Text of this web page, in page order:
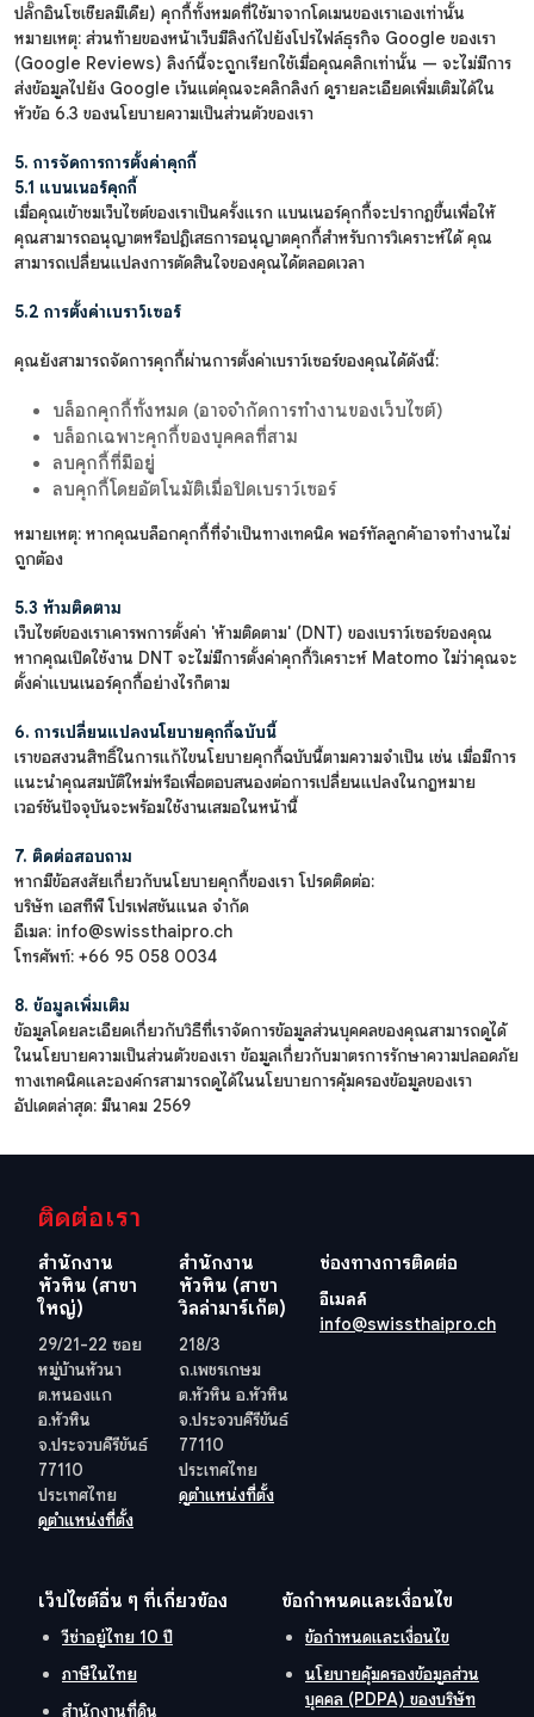
ปลั๊กอินโซเชียลมีเดีย) คุกกี้ทั้งหมดที่ใช้มาจากโดเมนของเราเองเท่านั้น
หมายเหตุ: ส่วนท้ายของหน้าเว็บมีลิงก์ไปยังโปรไฟล์ธุรกิจ Google ของเรา
(Google Reviews) ลิงก์นี้จะถูกเรียกใช้เมื่อคุณคลิกเท่านั้น — จะไม่มีการ
ส่งข้อมูลไปยัง Google เว้นแต่คุณจะคลิกลิงก์ ดูรายละเอียดเพิ่มเติมได้ใน
หัวข้อ 6.3 ของนโยบายความเป็นส่วนตัวของเรา
5. การจัดการการตั้งค่าคุกกี้
5.1 แบนเนอร์คุกกี้
เมื่อคุณเข้าชมเว็บไซต์ของเราเป็นครั้งแรก แบนเนอร์คุกกี้จะปรากฏขึ้นเพื่อให้
คุณสามารถอนุญาตหรือปฏิเสธการอนุญาตคุกกี้สำหรับการวิเคราะห์ได้ คุณ
สามารถเปลี่ยนแปลงการตัดสินใจของคุณได้ตลอดเวลา
5.2 การตั้งค่าเบราว์เซอร์
คุณยังสามารถจัดการคุกกี้ผ่านการตั้งค่าเบราว์เซอร์ของคุณได้ดังนี้:
บล็อกคุกกี้ทั้งหมด (อาจจำกัดการทำงานของเว็บไซต์)
บล็อกเฉพาะคุกกี้ของบุคคลที่สาม
ลบคุกกี้ที่มีอยู่
ลบคุกกี้โดยอัตโนมัติเมื่อปิดเบราว์เซอร์
หมายเหตุ: หากคุณบล็อกคุกกี้ที่จำเป็นทางเทคนิค พอร์ทัลลูกค้าอาจทำงานไม่
ถูกต้อง
5.3 ห้ามติดตาม
เว็บไซต์ของเราเคารพการตั้งค่า 'ห้ามติดตาม' (DNT) ของเบราว์เซอร์ของคุณ
หากคุณเปิดใช้งาน DNT จะไม่มีการตั้งค่าคุกกี้วิเคราะห์ Matomo ไม่ว่าคุณจะ
ตั้งค่าแบนเนอร์คุกกี้อย่างไรก็ตาม
6. การเปลี่ยนแปลงนโยบายคุกกี้ฉบับนี้
เราขอสงวนสิทธิ์ในการแก้ไขนโยบายคุกกี้ฉบับนี้ตามความจำเป็น เช่น เมื่อมีการ
แนะนำคุณสมบัติใหม่หรือเพื่อตอบสนองต่อการเปลี่ยนแปลงในกฎหมาย
เวอร์ชันปัจจุบันจะพร้อมใช้งานเสมอในหน้านี้
7. ติดต่อสอบถาม
หากมีข้อสงสัยเกี่ยวกับนโยบายคุกกี้ของเรา โปรดติดต่อ:
บริษัท เอสทีพี โปรเฟสชันแนล จำกัด
อีเมล: info@swissthaipro.ch
โทรศัพท์: +66 95 058 0034
8. ข้อมูลเพิ่มเติม
ข้อมูลโดยละเอียดเกี่ยวกับวิธีที่เราจัดการข้อมูลส่วนบุคคลของคุณสามารถดูได้
ในนโยบายความเป็นส่วนตัวของเรา ข้อมูลเกี่ยวกับมาตรการรักษาความปลอดภัย
ทางเทคนิคและองค์กรสามารถดูได้ในนโยบายการคุ้มครองข้อมูลของเรา
อัปเดตล่าสุด: มีนาคม 2569
ติดต่อเรา
สำนักงาน
หัวหิน (สาขา
ใหญ่)
29/21-22 ซอย
หมู่บ้านหัวนา
ต.หนองแก
อ.หัวหิน
จ.ประจวบคีรีขันธ์
77110
ประเทศไทย
ดูตำแหน่งที่ตั้ง
สำนักงาน
หัวหิน (สาขา
วิลล่ามาร์เก็ต)
218/3
ถ.เพชรเกษม
ต.หัวหิน อ.หัวหิน
จ.ประจวบคีรีขันธ์
77110
ประเทศไทย
ดูตำแหน่งที่ตั้ง
ช่องทางการติดต่อ
อีเมลล์
info@swissthaipro.ch
เว็ปไซต์อื่น ๆ ที่เกี่ยวข้อง
วีซ่าอยู่ไทย 10 ปี
ภาษีในไทย
สำนักงานที่ดิน
ข้อกำหนดและเงื่อนไข
ข้อกำหนดและเงื่อนไข
นโยบายคุ้มครองข้อมูลส่วน
บุคคล (PDPA) ของบริษัท